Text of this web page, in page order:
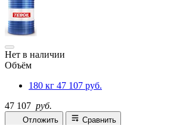
Нет в наличии
Объём
180 кг 47 107 руб.
47 107 руб.
Отложить Сравнить